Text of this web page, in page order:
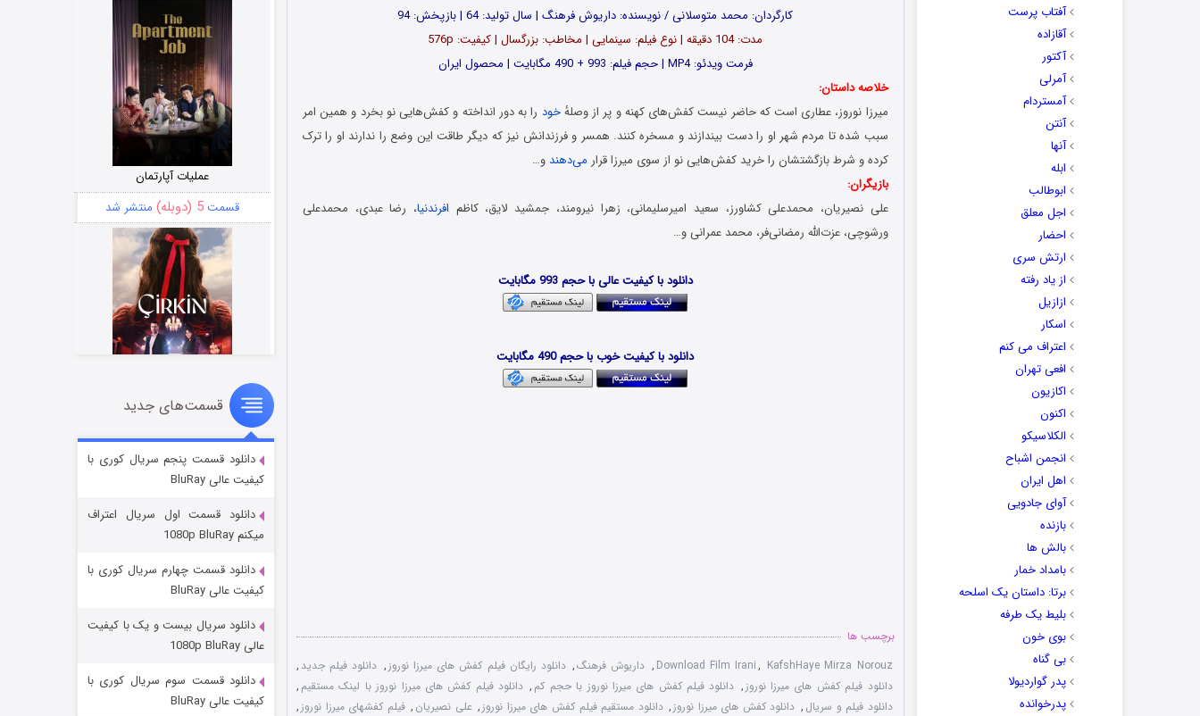
آفتاب پرست
آقازاده
آکتور
آمرلی
آمستردام
آنتن
آنها
ابله
ابوطالب
اجل معلق
احضار
ارتش سری
از یاد رفته
ازازیل
اسکار
اعتراف می کنم
افعی تهران
اکازیون
اکنون
الکلاسیکو
انجمن اشباح
اهل ایران
آوای جادویی
بازنده
بالش ها
بامداد خمار
برتا: داستان یک اسلحه
بلیط یک‌‌ طرفه
بوی خون
بی گناه
پدر گواردیولا
پدرخوانده
کارگردان: محمد متوسلانی / نویسنده: داریوش فرهنگ | سال تولید: 64 | بازپخش: 94
مدت: 104 دقیقه | نوع فیلم: سینمایی | مخاطب: بزرگسال | کیفیت: 576p
فرمت ویدئو: MP4 | حجم فیلم: 993 + 490 مگابایت | محصول ایران
خلاصه داستان:
میرزا نوروز، عطاری است که حاضر نیست کفش‌های کهنه و پر از وصلهٔخود را به دور انداخته و کفش‌هایی نو بخرد و همین امر
سبب شده تا مردم شهر او را دست بیندازند و مسخره کنند. همسر و فرزندانش نیز که دیگر طاقت این وضع را ندارند او را ترک
کرده و شرط بازگشتشان را خرید کفش‌هایی نو از سوی میرزا قرار می‌دهند و…
بازیگران:
علی نصیریان، محمدعلی کشاورز، سعید امیرسلیمانی، زهرا نیرومند، جمشید لایق، کاظم افرندنیا، رضا عبدی، محمدعلی
ورشوچی، عزت‌الله رمضانی‌فر، محمد عمرانی و…
دانلود با کیفیت عالی با حجم 993 مگابایت
دانلود با کیفیت خوب با حجم 490 مگابایت
برچسب ها
Download Film Irani, KafshHaye Mirza Norouz
, داریوش فرهنگ, دانلود رایگان فیلم کفش های میرزا نوروز , دانلود فیلم جدید ,
دانلود فیلم کفش های میرزا نوروز , دانلود فیلم کفش های میرزا نوروز با حجم کم , دانلود فیلم کفش های میرزا نوروز با لینک مستقیم ,
دانلود فیلم و سریال , دانلود کفش های میرزا نوروز , دانلود مستقیم فیلم کفش های میرزا نوروز , علی نصیریان , فیلم کفشهای میرزا نوروز ,
عملیات آپارتمان
قسمت5 (دوبله) منتشر شد
سریال زشت
قسمت2 (زیرنویس) منتشر شد
مردگان متحرک: شهر مرده ۳
قسمت‌های جدید
دانلود قسمت پنجم سریال کوری با
کیفیت عالی BluRay
دانلود قسمت اول سریال اعتراف
میکنم 1080p BluRay
دانلود قسمت چهارم سریال کوری با
کیفیت عالی BluRay
دانلود سریال بیست و یک با کیفیت
عالی 1080p BluRay
دانلود قسمت سوم سریال کوری با
کیفیت عالی BluRay